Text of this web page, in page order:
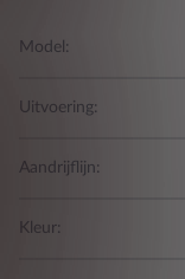
Model:
Uitvoering:
Aandrijflijn:
Kleur: